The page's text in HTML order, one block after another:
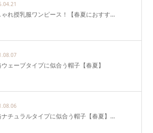
ゃれ授乳服ワンピース！【春夏におすす…
ェーブタイプに似合う帽子【春夏】
ナチュラルタイプに似合う帽子【春夏】…